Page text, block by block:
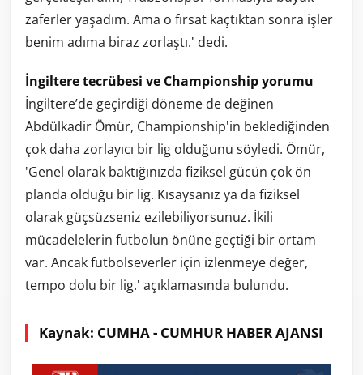
zaferler yaşadım. Ama o fırsat kaçtıktan sonra işler
benim adıma biraz zorlaştı.' dedi.
İngiltere tecrübesi ve Championship yorumu
İngiltere’de geçirdiği döneme de değinen
Abdülkadir Ömür, Championship'in beklediğinden
çok daha zorlayıcı bir lig olduğunu söyledi. Ömür,
'Genel olarak baktığınızda fiziksel gücün çok ön
planda olduğu bir lig. Kısaysanız ya da fiziksel
olarak güçsüzseniz ezilebiliyorsunuz. İkili
mücadelelerin futbolun önüne geçtiği bir ortam
var. Ancak futbolseverler için izlenmeye değer,
tempo dolu bir lig.' açıklamasında bulundu.
Kaynak: CUMHA - CUMHUR HABER AJANSI